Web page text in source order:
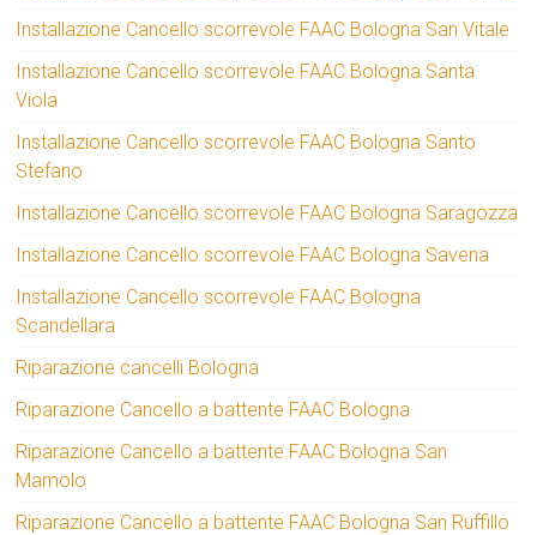
Installazione Cancello scorrevole FAAC Bologna San Vitale
Installazione Cancello scorrevole FAAC Bologna Santa
Viola
Installazione Cancello scorrevole FAAC Bologna Santo
Stefano
Installazione Cancello scorrevole FAAC Bologna Saragozza
Installazione Cancello scorrevole FAAC Bologna Savena
Installazione Cancello scorrevole FAAC Bologna
Scandellara
Riparazione cancelli Bologna
Riparazione Cancello a battente FAAC Bologna
Riparazione Cancello a battente FAAC Bologna San
Mamolo
Riparazione Cancello a battente FAAC Bologna San Ruffillo